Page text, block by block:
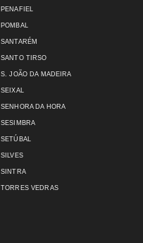
PENAFIEL
POMBAL
SANTARÉM
SANTO TIRSO
S. JOÃO DA MADEIRA
SEIXAL
SENHORA DA HORA
SESIMBRA
SETÚBAL
SILVES
SINTRA
TORRES VEDRAS